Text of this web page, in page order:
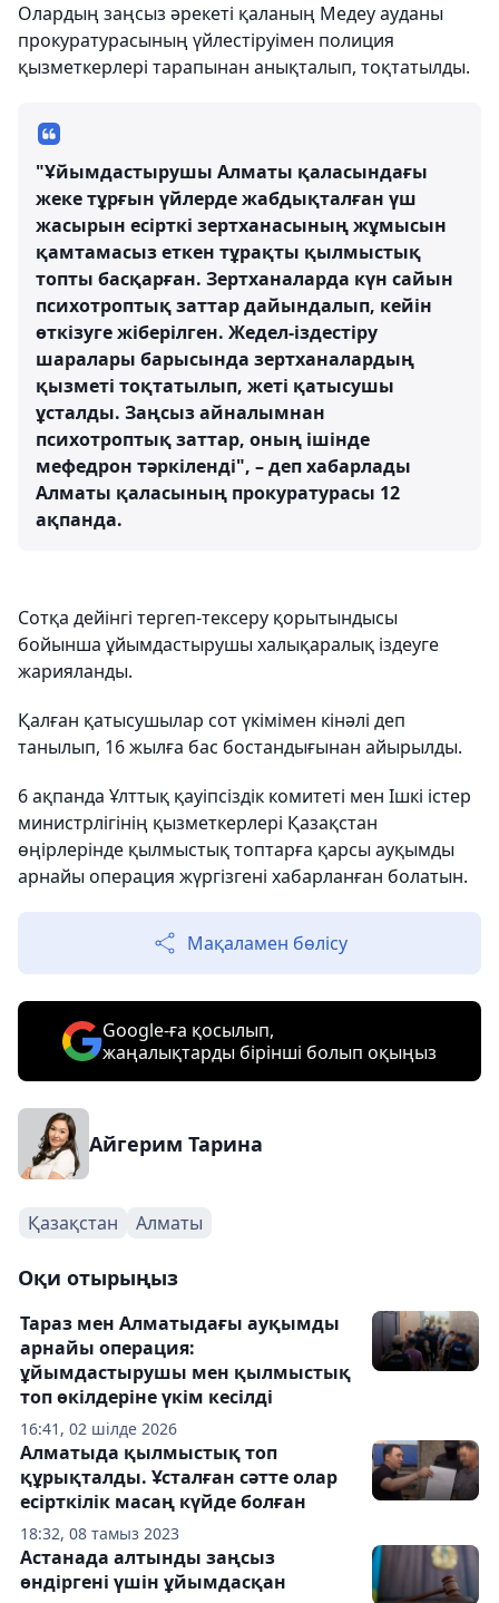
Олардың заңсыз әрекеті қаланың Медеу ауданы
прокуратурасының үйлестіруімен полиция
қызметкерлері тарапынан анықталып, тоқтатылды.
"Ұйымдастырушы Алматы қаласындағы
жеке тұрғын үйлерде жабдықталған үш
жасырын есірткі зертханасының жұмысын
қамтамасыз еткен тұрақты қылмыстық
топты басқарған. Зертханаларда күн сайын
психотроптық заттар дайындалып, кейін
өткізуге жіберілген. Жедел-іздестіру
шаралары барысында зертханалардың
қызметі тоқтатылып, жеті қатысушы
ұсталды. Заңсыз айналымнан
психотроптық заттар, оның ішінде
мефедрон тәркіленді", – деп хабарлады
Алматы қаласының прокуратурасы 12
ақпанда.
Сотқа дейінгі тергеп-тексеру қорытындысы
бойынша ұйымдастырушы халықаралық іздеуге
жарияланды.
Қалған қатысушылар сот үкімімен кінәлі деп
танылып, 16 жылға бас бостандығынан айырылды.
6 ақпанда Ұлттық қауіпсіздік комитеті мен Ішкі істер
министрлігінің қызметкерлері Қазақстан
өңірлерінде қылмыстық топтарға қарсы ауқымды
арнайы операция жүргізгені хабарланған болатын.
Мақаламен бөлісу
Google-ға қосылып,
жаңалықтарды бірінші болып оқыңыз
Айгерим Тарина
Қазақстан Алматы
Оқи отырыңыз
16:41, 02 шілде 2026
Тараз мен Алматыдағы ауқымды
арнайы операция:
ұйымдастырушы мен қылмыстық
топ өкілдеріне үкім кесілді
18:32, 08 тамыз 2023
Алматыда қылмыстық топ
құрықталды. Ұсталған сәтте олар
есірткілік масаң күйде болған
Астанада алтынды заңсыз
өндіргені үшін ұйымдасқан